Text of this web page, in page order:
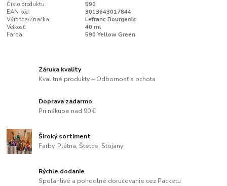
Číslo produktu:
590
EAN kód:
3013643017844
Výrobca/Značka:
Lefranc Bourgeois
Veľkosť:
40 ml
Farba:
590 Yellow Green
Záruka kvality
Kvalitné produkty + Odbornosť a ochota
Doprava zadarmo
Pri nákupe nad 90 €
Široký sortiment
Farby, Plátna, Štetce, Stojany
Rýchle dodanie
Spoľahlivé a pohodlné doručovanie cez Packetu